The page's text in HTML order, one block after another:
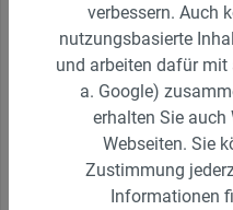
Mein neuer Teasertext
jetzt ansehen
GESCHIRR- U.
BOCHUM -
verbessern. Auch
nutzungsbasierte
und arbeiten dafür mit
a. Google)
erhalten Sie auch
Webseiten. Sie
Zustimmung
Informationen